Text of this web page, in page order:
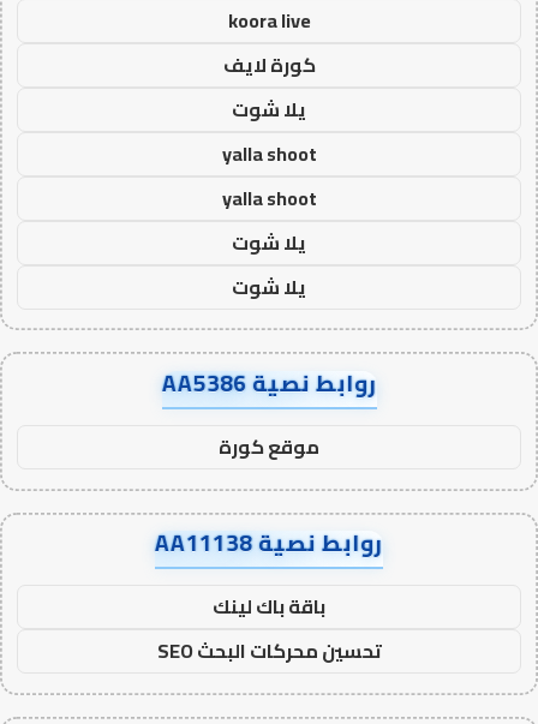
koora live
كورة لايف
يلا شوت
yalla shoot
yalla shoot
يلا شوت
يلا شوت
روابط نصية AA5386
موقع كورة
روابط نصية AA11138
باقة باك لينك
تحسين محركات البحث SEO